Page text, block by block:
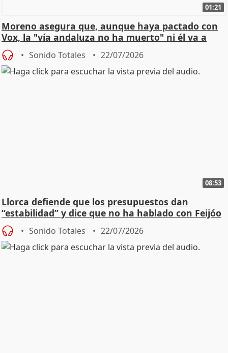
01:21
Moreno asegura que, aunque haya pactado con
Vox, la "vía andaluza no ha muerto" ni él va a
"cambiar"
Sonido Totales 22/07/2026
08:53
Llorca defiende que los presupuestos dan
“estabilidad” y dice que no ha hablado con Feijóo
Sonido Totales 22/07/2026